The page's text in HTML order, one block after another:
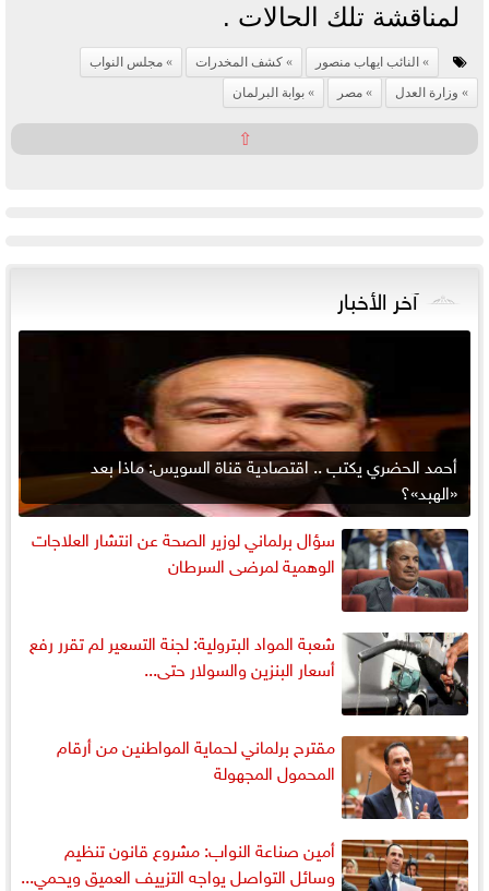
لمناقشة تلك الحالات .
النائب ايهاب منصور كشف المخدرات
مجلس النواب
وزارة العدل
مصر بوابة البرلمان
⇧
آخر الأخبار
أحمد الحضري يكتب .. اقتصادية قناة السويس: ماذا بعد
«الهبد»؟
سؤال برلماني لوزير الصحة عن انتشار العلاجات
الوهمية لمرضى السرطان
شعبة المواد البترولية: لجنة التسعير لم تقرر رفع
أسعار البنزين والسولار حتى...
مقترح برلماني لحماية المواطنين من أرقام
المحمول المجهولة
أمين صناعة النواب: مشروع قانون تنظيم
وسائل التواصل يواجه التزييف العميق ويحمي...